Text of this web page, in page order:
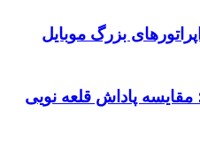
بزرگ موبایل
مقایسه پاداش قلعه نویی